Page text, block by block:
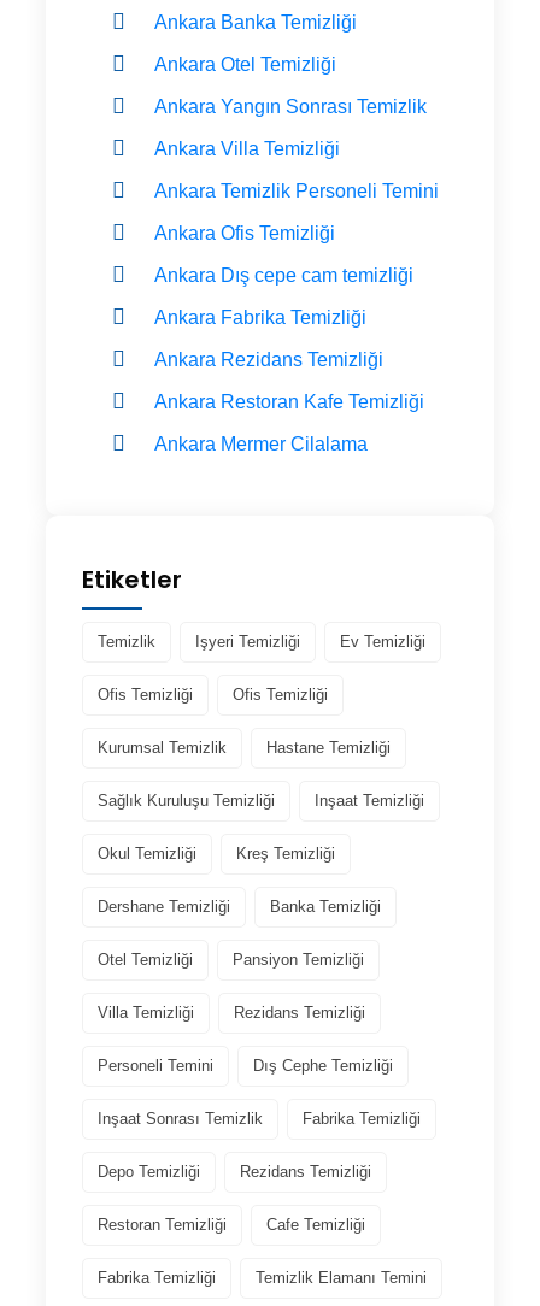
Ankara Banka Temizliği
Ankara Otel Temizliği
Ankara Yangın Sonrası Temizlik
Ankara Villa Temizliği
Ankara Temizlik Personeli Temini
Ankara Ofis Temizliği
Ankara Dış cepe cam temizliği
Ankara Fabrika Temizliği
Ankara Rezidans Temizliği
Ankara Restoran Kafe Temizliği
Ankara Mermer Cilalama
Etiketler
Temizlik Işyeri Temizliği Ev Temizliği
Ofis Temizliği Ofis Temizliği
Kurumsal Temizlik Hastane Temizliği
Sağlık Kuruluşu Temizliği Inşaat Temizliği
Okul Temizliği Kreş Temizliği
Dershane Temizliği Banka Temizliği
Otel Temizliği Pansiyon Temizliği
Villa Temizliği Rezidans Temizliği
Personeli Temini Dış Cephe Temizliği
Inşaat Sonrası Temizlik Fabrika Temizliği
Depo Temizliği Rezidans Temizliği
Restoran Temizliği Cafe Temizliği
Fabrika Temizliği Temizlik Elamanı Temini